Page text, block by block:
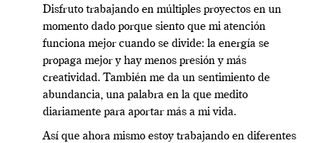
Disfruto trabajando en múltiples proyectos en un
momento dado porque siento que mi atención
funciona mejor cuando se divide: la energía se
propaga mejor y hay menos presión y más
creatividad. También me da un sentimiento de
abundancia, una palabra en la que medito
diariamente para aportar más a mi vida.
Así que ahora mismo estoy trabajando en diferentes